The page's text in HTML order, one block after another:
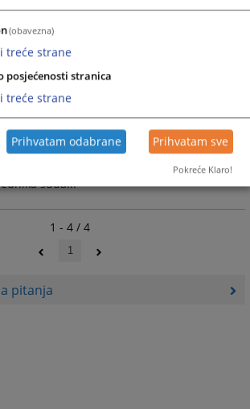
pitanja
u Vašem postupku nije dozvoljeno dolaziti
Kako mogu doći na razgovor kod
kod predsjednika suda potrebno je
zahtjev sa navođenjem razloga za
suda...
1 - 4 / 4
1
(obavezna)
treće strane
posjećenosti stranica
treće strane
Prihvatam odabrane Prihvatam sve
Pokreće Klaro!